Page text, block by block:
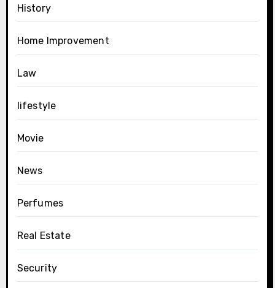
History
Home Improvement
Law
lifestyle
Movie
News
Perfumes
Real Estate
Security